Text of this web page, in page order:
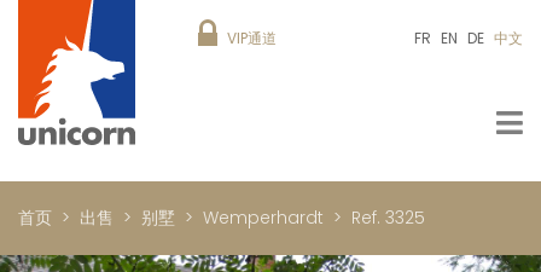
VIP通道 FR EN DE 中文
首页 出售 别墅 Wemperhardt Ref. 3325